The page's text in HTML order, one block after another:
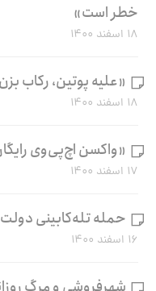
خطر است»
۱۸ اسفند ۱۴۰۰
«علیه پوتین، رکاب
۱۸ اسفند ۱۴۰۰
«واکسن اچ‌پی‌وی
۱۷ اسفند ۱۴۰۰
حمله تله‌کابینی
۱۶ اسفند ۱۴۰۰